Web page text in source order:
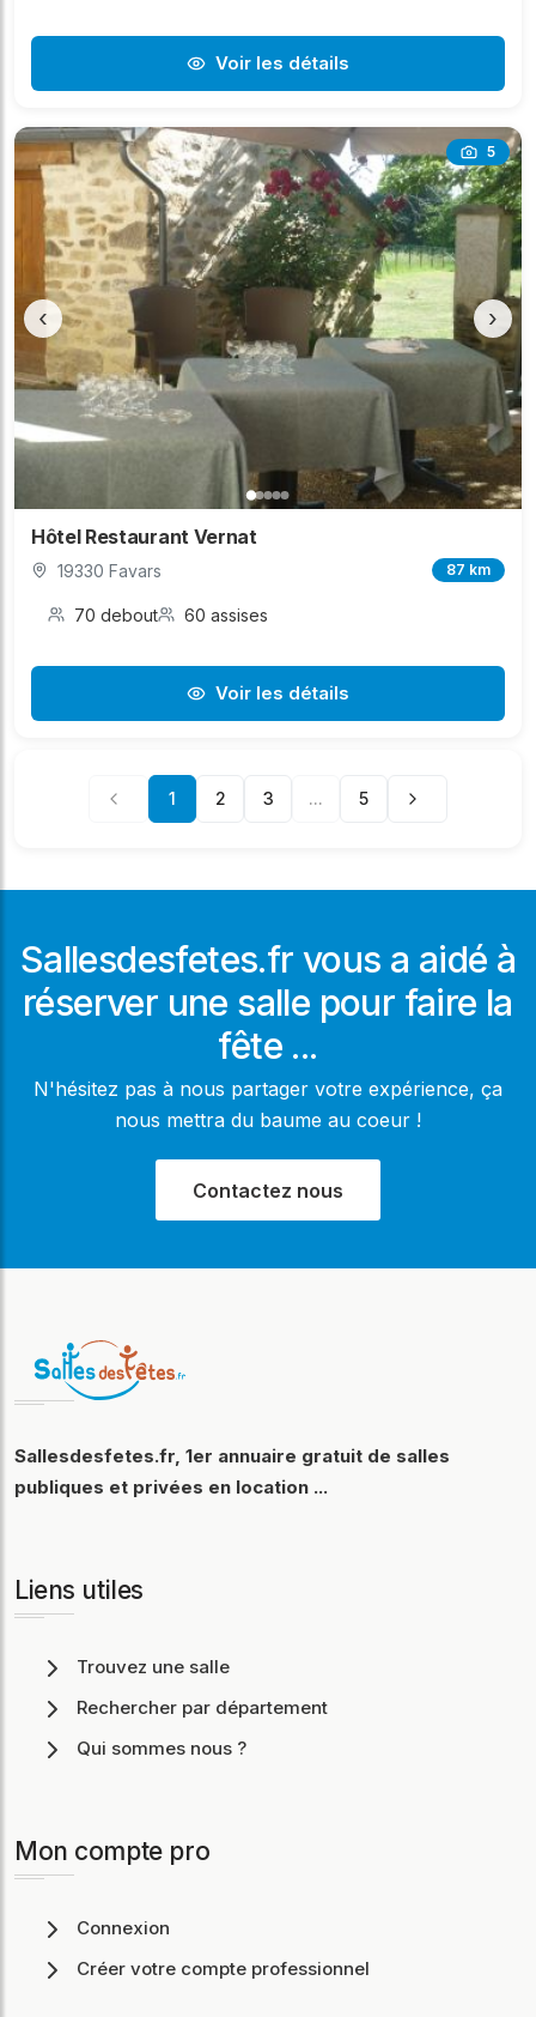
Voir les détails
5
‹ ›
Hôtel Restaurant Vernat
19330 Favars 87 km
70 debout 60 assises
Voir les détails
1 2 3 ... 5
Sallesdesfetes.fr vous a aidé à
réserver une salle pour faire la
fête ...
N'hésitez pas à nous partager votre expérience, ça
nous mettra du baume au coeur !
Contactez nous
Sallesdesfetes.fr, 1er annuaire gratuit de salles
publiques et privées en location ...
Liens utiles
Trouvez une salle
Rechercher par département
Qui sommes nous ?
Mon compte pro
Connexion
Créer votre compte professionnel